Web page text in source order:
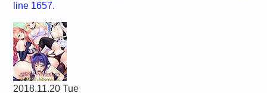
line 1657.
2018.11.20 Tue